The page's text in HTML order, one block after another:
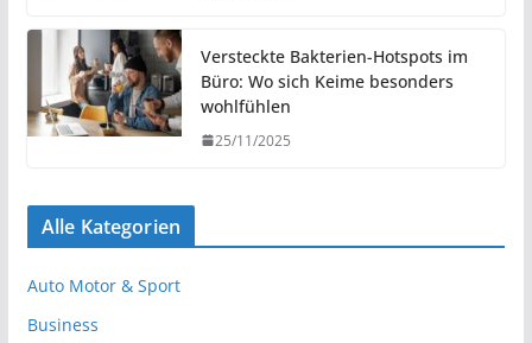
Versteckte Bakterien-Hotspots im
Büro: Wo sich Keime besonders
wohlfühlen
25/11/2025
Alle Kategorien
Auto Motor & Sport
Business